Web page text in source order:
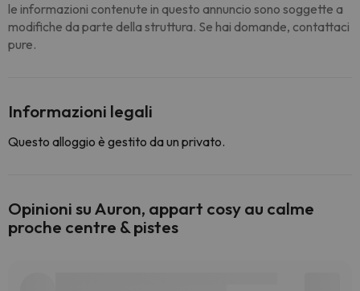
le informazioni contenute in questo annuncio sono soggette a
modifiche da parte della struttura. Se hai domande, contattaci
pure.
Informazioni legali
Questo alloggio è gestito da un privato.
Opinioni su Auron, appart cosy au calme
proche centre & pistes